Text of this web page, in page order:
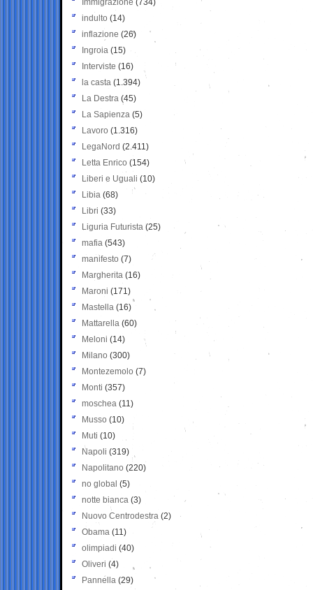
Immigrazione (734)
indulto (14)
inflazione (26)
Ingroia (15)
Interviste (16)
la casta (1.394)
La Destra (45)
La Sapienza (5)
Lavoro (1.316)
LegaNord (2.411)
Letta Enrico (154)
Liberi e Uguali (10)
Libia (68)
Libri (33)
Liguria Futurista (25)
mafia (543)
manifesto (7)
Margherita (16)
Maroni (171)
Mastella (16)
Mattarella (60)
Meloni (14)
Milano (300)
Montezemolo (7)
Monti (357)
moschea (11)
Musso (10)
Muti (10)
Napoli (319)
Napolitano (220)
no global (5)
notte bianca (3)
Nuovo Centrodestra (2)
Obama (11)
olimpiadi (40)
Oliveri (4)
Pannella (29)